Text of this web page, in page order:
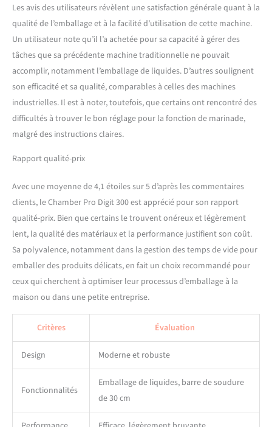
chambre vide : 30,5 x 32,2 x
9 cm. La machine
d'emballage a une
puissance de 350W, tension
220-240V/50Hz | Dimensions
: 43 x 36 x 23,5 cm. Poids : 13
kg.
Cette machine
d'emballage peut
fonctionner avec des sacs
lisses ou gaufrés
meilleur résultat. Prolonge
la fraîcheur de vos aliments
4 fois.
Cette machine
fonctionner avec des sacs
lisses ou gaufrés
spécifiquement pour
l'emballage sous vide. Il est
recommandé d'utiliser des
sacs ELMA d'origine pour un
meilleur résultat. Prolonge
la fraîcheur de vos aliments
4 fois. : Le temps de scellage
doit être ajusté en fonction
de l'épaisseur et des
caractéristiques du sachet.
ELMA, il est conseillé de
Les avis des utilisateurs révèlent une satisfaction générale quant à la
qualité de l’emballage et à la facilité d’utilisation de cette machine.
Un utilisateur note qu’il l’a achetée pour sa capacité à gérer des
tâches que sa précédente machine traditionnelle ne pouvait
accomplir, notamment l’emballage de liquides. D’autres soulignent
son efficacité et sa qualité, comparables à celles des machines
industrielles. Il est à noter, toutefois, que certains ont rencontré des
difficultés à trouver le bon réglage pour la fonction de marinade,
malgré des instructions claires.
Rapport qualité-prix
Avec une moyenne de 4,1 étoiles sur 5 d’après les commentaires
clients, le Chamber Pro Digit 300 est apprécié pour son rapport
qualité-prix. Bien que certains le trouvent onéreux et légèrement
lent, la qualité des matériaux et la performance justifient son coût.
Sa polyvalence, notamment dans la gestion des temps de vide pour
emballer des produits délicats, en fait un choix recommandé pour
ceux qui cherchent à optimiser leur processus d’emballage à la
maison ou dans une petite entreprise.
Critères Évaluation
Design Moderne et robuste
Fonctionnalités
Emballage de liquides, barre de soudure
de 30 cm